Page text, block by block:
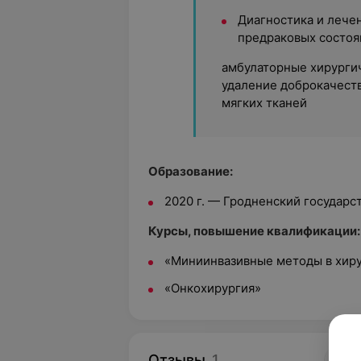
Диагностика и
предраковых
амбулаторные
удаление
мягких тканей
Образование:
2020 г. — Гродненский
Курсы, повышение квалификации:
«Миниинвазивные методы в
«Онкохирургия»